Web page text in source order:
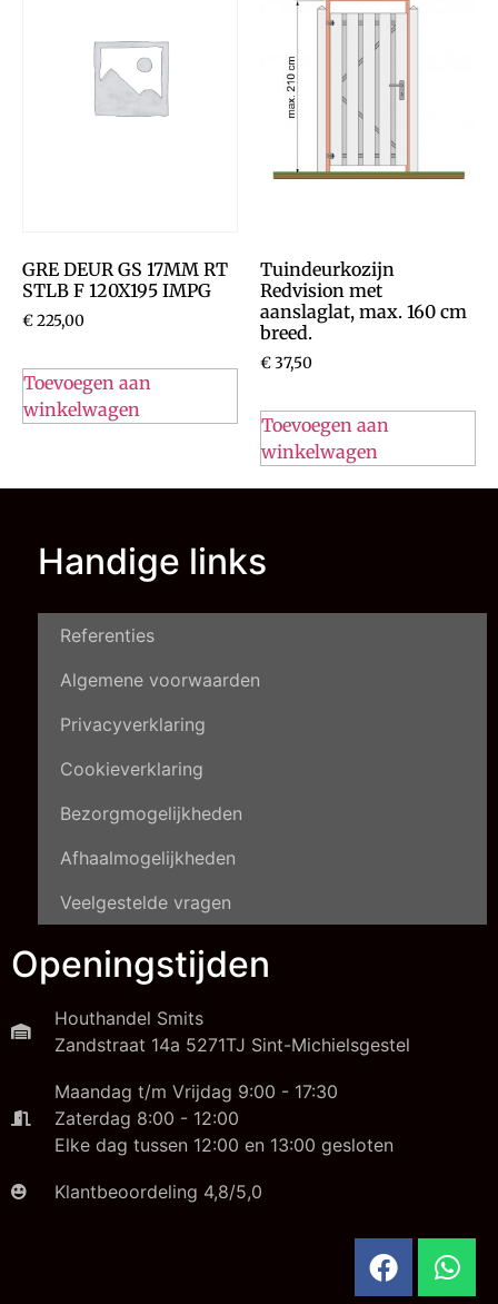
GRE DEUR GS 17MM RT
STLB F 120X195 IMPG
€225,00
Toevoegen aan
winkelwagen
Tuindeurkozijn
Redvision met
aanslaglat, max. 160 cm
breed.
€37,50
Toevoegen aan
winkelwagen
Handige links
Referenties
Algemene voorwaarden
Privacyverklaring
Cookieverklaring
Bezorgmogelijkheden
Afhaalmogelijkheden
Veelgestelde vragen
Openingstijden
Houthandel Smits
Zandstraat 14a 5271TJ Sint-Michielsgestel
Maandag t/m Vrijdag 9:00 - 17:30
Zaterdag 8:00 - 12:00
Elke dag tussen 12:00 en 13:00 gesloten
Klantbeoordeling 4,8/5,0